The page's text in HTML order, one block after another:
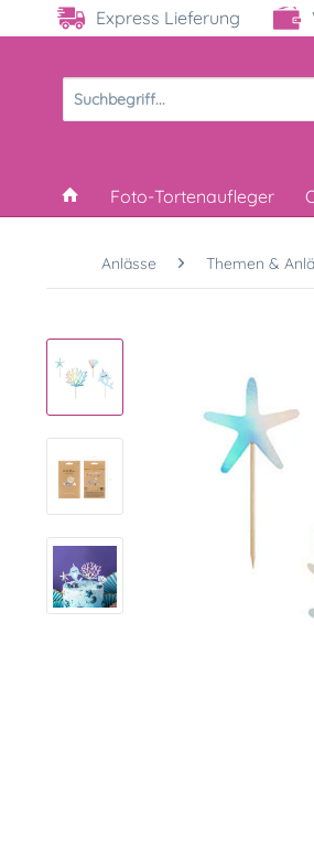
Express Lieferung
Foto-Tortenaufleger
Anlässe Themen &